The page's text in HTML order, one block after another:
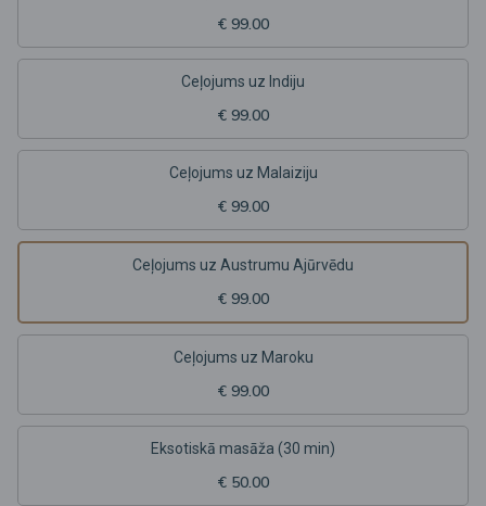
€ 99.00
Ceļojums uz Indiju
€ 99.00
Ceļojums uz Malaiziju
€ 99.00
Ceļojums uz Austrumu Ajūrvēdu
€ 99.00
Ceļojums uz Maroku
€ 99.00
Eksotiskā masāža (30 min)
€ 50.00